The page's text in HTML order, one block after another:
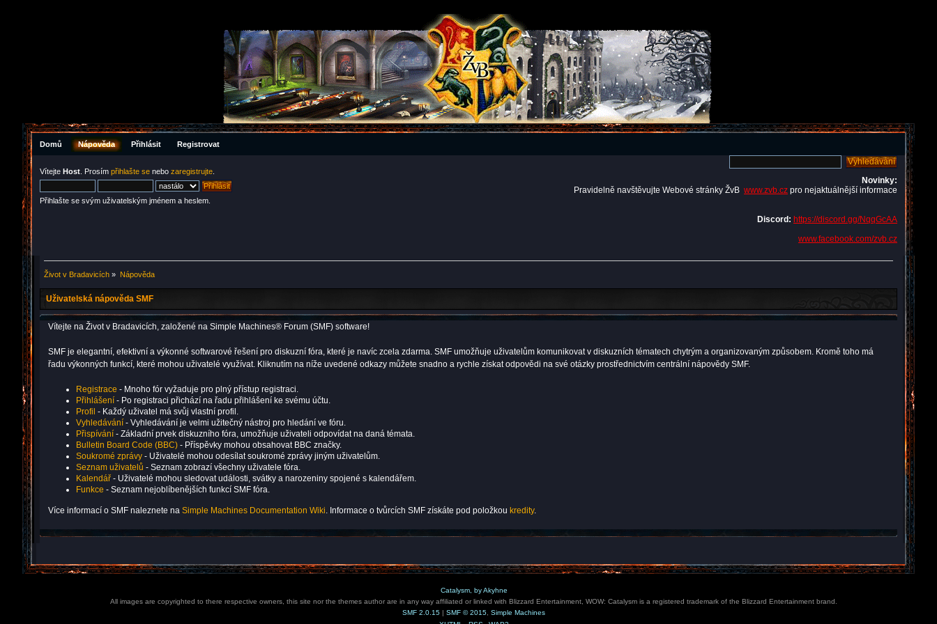
Domů Nápověda Přihlásit Registrovat
Vítejte Host . Prosím přihlašte se nebo zaregistrujte
Přihlašte se svým uživatelským jménem a heslem.
Novinky:
Pravidelně navštěvujte Webové stránky ŽvB www.zvb.cz pro nejaktuálnější informace
Discord: https://discord.gg/NqqGcAA
www.facebook.com/zvb.cz
Život v Bradavicích » Nápověda
Uživatelská nápověda SMF
Vítejte na Život v Bradavicích, založené na Simple Machines® Forum (SMF) software!
SMF je elegantní, efektivní a výkonné softwarové řešení pro diskuzní fóra, které je navíc zcela zdarma. SMF umožňuje uživatelům komunikovat v diskuzních tématech chytrým a organizovaným způsobem. Kromě toho má
řadu výkonných funkcí, které mohou uživatelé využívat. Kliknutím na níže uvedené odkazy můžete snadno a rychle získat odpovědi na své otázky prostřednictvím centrální nápovědy SMF.
Registrace - Mnoho fór vyžaduje pro plný přístup registraci.
Přihlášení - Po registraci přichází na řadu přihlášení ke svému účtu.
Profil - Každý uživatel má svůj vlastní profil.
Vyhledávání - Vyhledávání je velmi užitečný nástroj pro hledání ve fóru.
Přispívání - Základní prvek diskuzního fóra, umožňuje uživateli odpovídat na daná témata.
Bulletin Board Code (BBC)- Příspěvky mohou obsahovat BBC značky.
Soukromé zprávy - Uživatelé mohou odesílat soukromé zprávy jiným uživatelům.
Seznam uživatelů - Seznam zobrazí všechny uživatele fóra.
Kalendář - Uživatelé mohou sledovat události, svátky a narozeniny spojené s kalendářem.
Funkce - Seznam nejoblíbenějších funkcí SMF fóra.
Více informací o SMF naleznete naSimple Machines Documentation Wiki . Informace o tvůrcích SMF získáte pod položkoukredity.
Catalysm, by Akyhne
All images are copyrighted to there respective owners, this site nor the themes author are in any way affiliated or linked with Blizzard Entertainment, WOW: Catalysm is a registered trademark of the Blizzard Entertainment brand.
SMF 2.0.15
SMF © 2015, Simple Machines